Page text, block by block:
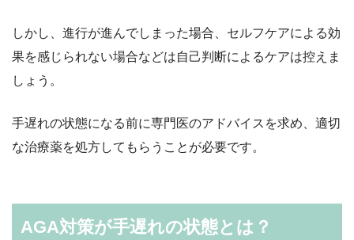
しかし、進行が進んでしまった場合、セルフケアによる効
果を感じられない場合などは自己判断によるケアは控えま
しょう。
手遅れの状態になる前に専門医のアドバイスを求め、適切
な治療薬を処方してもらうことが必要です。
AGA対策が手遅れの状態とは？